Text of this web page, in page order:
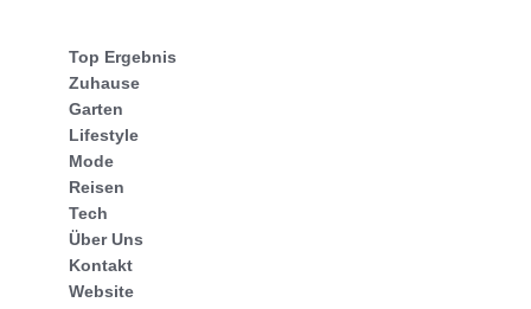
Top Ergebnis
Zuhause
Garten
Lifestyle
Mode
Reisen
Tech
Über Uns
Kontakt
Website